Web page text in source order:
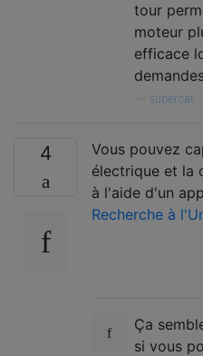
tour
moteur
efficace
supercat
4
Vous pouvez
électrique et la
à l'aide d'un
Recherche à
Ça
si vous